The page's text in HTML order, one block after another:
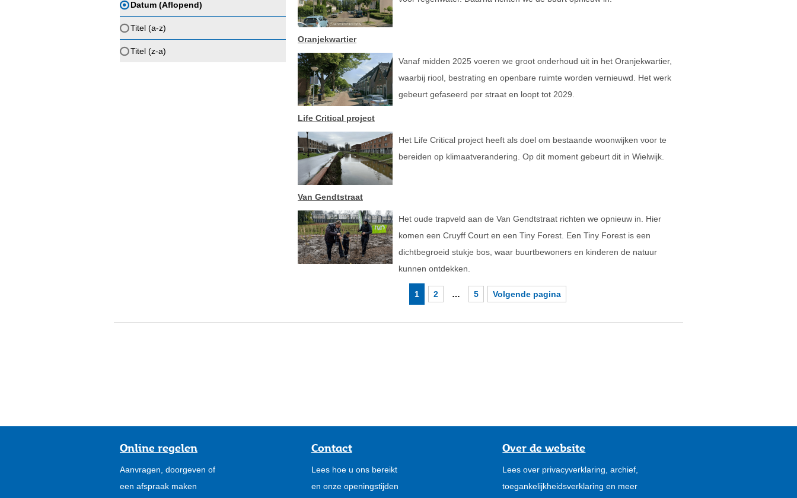
Oranjekwartier
Vanaf midden 2025 voeren we groot onderhoud uit in het Oranjekwartier,
waarbij riool, bestrating en openbare ruimte worden vernieuwd. Het werk
gebeurt gefaseerd per straat en loopt tot 2029.
Life Critical project
Het Life Critical project heeft als doel om bestaande woonwijken voor te
bereiden op klimaatverandering. Op dit moment gebeurt dit in Wielwijk.
Van Gendtstraat
Het oude trapveld aan de Van Gendtstraat richten we opnieuw in. Hier
komen een Cruyff Court en een Tiny Forest. Een Tiny Forest is een
dichtbegroeid stukje bos, waar buurtbewoners en kinderen de natuur
kunnen ontdekken.
1 2 … 5 Volgende pagina
Datum (Aflopend)
Titel (a-z)
Titel (z-a)
Online regelen
Aanvragen, doorgeven of
een afspraak maken
Contact
Lees hoe u ons bereikt
en onze openingstijden
Over de website
Lees over privacyverklaring, archief,
toegankelijkheidsverklaring en meer